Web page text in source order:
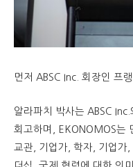
먼저 ABSC Inc. 회장인 프
알라파치 박사는 ABSC
회고하며, EKONOMOS는
교관, 기업가, 학자, 기업가